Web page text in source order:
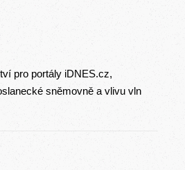
pro portály iDNES.cz,
sněmovně a vlivu vln